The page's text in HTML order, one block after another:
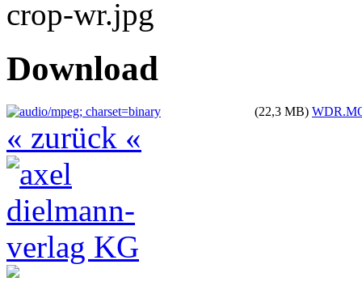
Download
(22,3 MB)
« zurück «